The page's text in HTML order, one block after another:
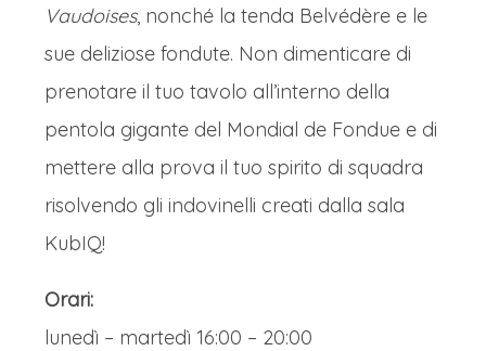
Vaudoises, nonché la tenda Belvédère e le
sue deliziose fondute. Non dimenticare di
prenotare il tuo tavolo all’interno della
pentola gigante del Mondial de Fondue e di
mettere alla prova il tuo spirito di squadra
risolvendo gli indovinelli creati dalla sala
KubIQ!
Orari:
lunedì – martedì 16:00 – 20:00